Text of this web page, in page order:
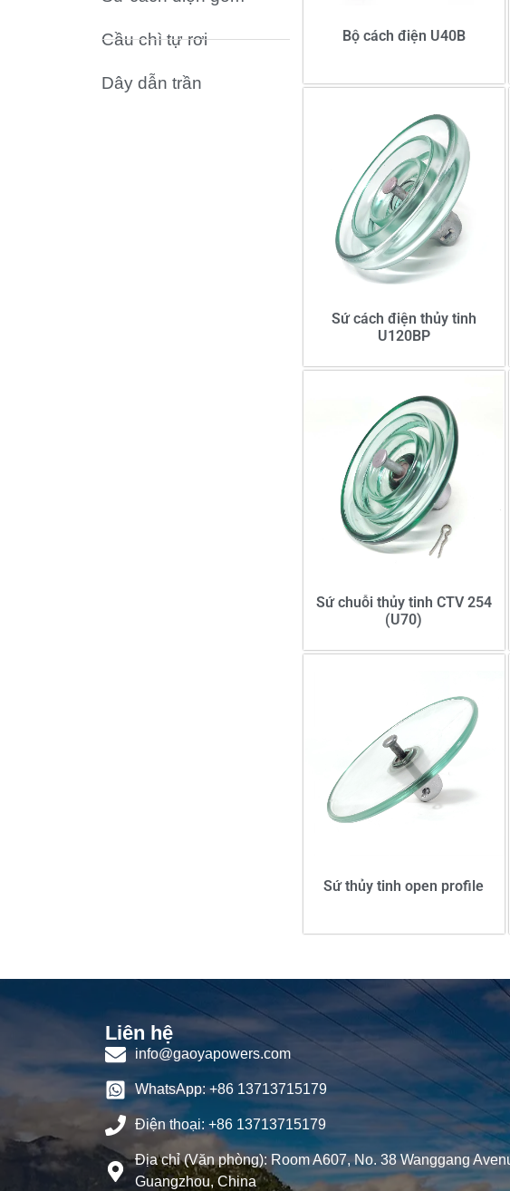
Cầu chì tự rơi
Dây dẫn trần
Bộ cách điện U40B
Sứ cách điện thủy tinh
U120BP
Sứ chuỗi thủy tinh CTV 254
(U70)
Sứ thủy tinh open profile
Liên hệ
info@gaoyapowers.com
WhatsApp: +86 13713715179
Điện thoại: +86 13713715179
Địa chỉ (Văn phòng): Room A607, No. 38 Wanggang
Guangzhou, China